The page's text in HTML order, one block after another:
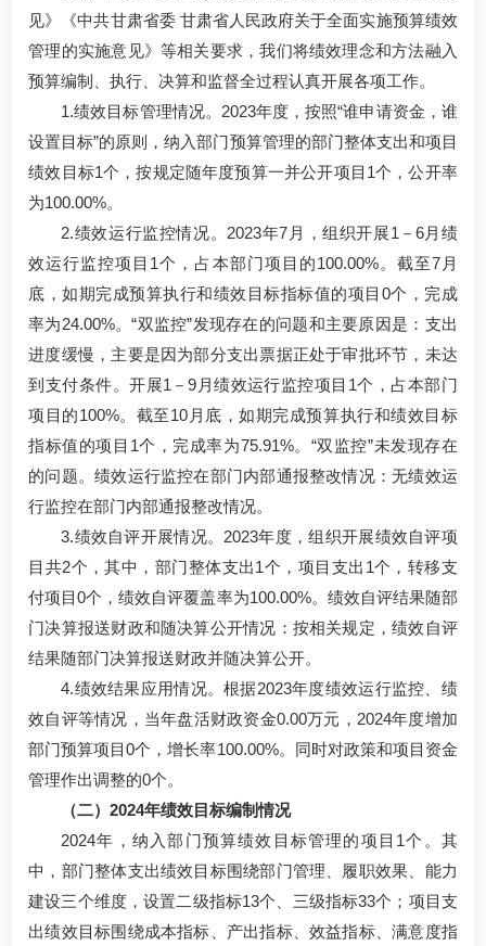
见》《中共甘肃省委 甘肃省人民政府关于全面实施预算绩效
管理的实施意见》等相关要求，我们将绩效理念和方法融入
预算编制、执行、决算和监督全过程认真开展各项工作。
1.绩效目标管理情况。2023年度，按照“谁申请资金，谁
设置目标”的原则，纳入部门预算管理的部门整体支出和项目
绩效目标1个，按规定随年度预算一并公开项目1个，公开率
为100.00%。
2.绩效运行监控情况。2023年7月，组织开展1－6月绩
效运行监控项目1个，占本部门项目的100.00%。截至7月
底，如期完成预算执行和绩效目标指标值的项目0个，完成
率为24.00%。“双监控”发现存在的问题和主要原因是：支出
进度缓慢，主要是因为部分支出票据正处于审批环节，未达
到支付条件。开展1－9月绩效运行监控项目1个，占本部门
项目的100%。截至10月底，如期完成预算执行和绩效目标
指标值的项目1个，完成率为75.91%。“双监控”未发现存在
的问题。绩效运行监控在部门内部通报整改情况：无绩效运
行监控在部门内部通报整改情况。
3.绩效自评开展情况。2023年度，组织开展绩效自评项
目共2个，其中，部门整体支出1个，项目支出1个，转移支
付项目0个，绩效自评覆盖率为100.00%。绩效自评结果随部
门决算报送财政和随决算公开情况：按相关规定，绩效自评
结果随部门决算报送财政并随决算公开。
4.绩效结果应用情况。根据2023年度绩效运行监控、绩
效自评等情况，当年盘活财政资金0.00万元，2024年度增加
部门预算项目0个，增长率100.00%。同时对政策和项目资金
管理作出调整的0个。
（二）2024年绩效目标编制情况
2024年，纳入部门预算绩效目标管理的项目1个。其
中，部门整体支出绩效目标围绕部门管理、履职效果、能力
建设三个维度，设置二级指标13个、三级指标33个；项目支
出绩效目标围绕成本指标、产出指标、效益指标、满意度指